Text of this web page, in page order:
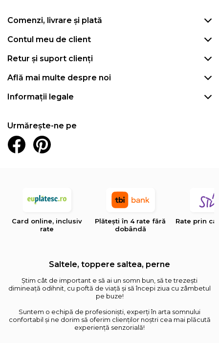
Comenzi, livrare și plată
Contul meu de client
Retur și suport clienți
Află mai multe despre noi
Informații legale
Urmărește-ne pe
Card online, inclusiv
rate
Plătești în 4 rate fără
dobândă
Rate prin
Saltele, toppere saltea, perne
Știm cât de important e să ai un somn bun, să te trezești
dimineață odihnit, cu poftă de viață și să începi ziua cu zâmbetul
pe buze!
Suntem o echipă de profesioniști, experți în arta somnului
confortabil și ne dorim să oferim clienților noștri cea mai plăcută
experiență senzorială!